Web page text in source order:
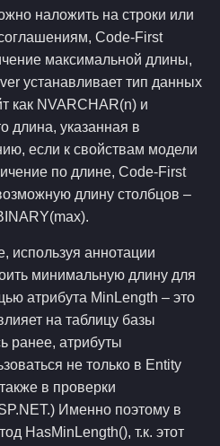
наложить на строки или
Code-First
максимальной длины,
устанавливает тип данных
как NVARCHAR(n) и
длина, указанная в
если к свойствам модели
по длине, Code-First
длину столбцов –
используя аннотации
минимальную длину для
атрибута MinLength – это
на таблицу базы
ранее, атрибуты
не только в Entity
в проверки
Именно поэтому в
HasMinLength(), т.к. этот